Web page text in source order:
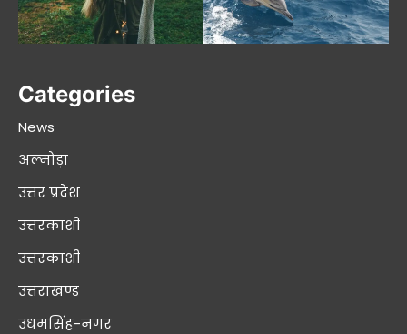
Categories
News
अल्मोड़ा
उत्तर प्रदेश
उत्तरकाशी
उत्तरकाशी
उत्तराखण्ड
उधमसिंह-नगर